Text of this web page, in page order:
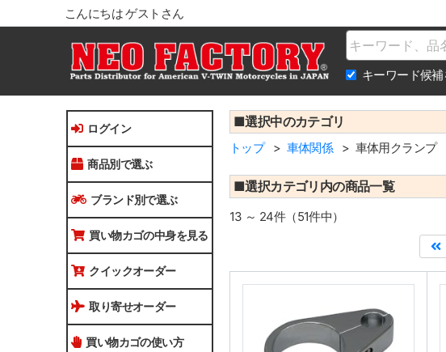
こんにちは ゲストさん
Name
キーワード候
ログイン
商品別で選ぶ
ブランド別で選ぶ
買い物カゴの中身を見る
クイックオーダー
取り寄せオーダー
買い物カゴの使い方
■選択中のカテゴリ
トップ 車体関係 車体用クランプ
■選択カテゴリ内の商品一覧
13 ～ 24件（51件中）